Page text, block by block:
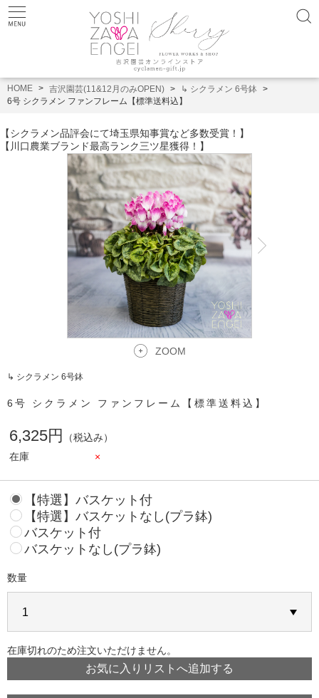
HOME 吉沢園芸(11&12月のみOPEN)
↳ シクラメン 6号鉢
6号 シクラメン ファンフレーム【標準送料込】
【シクラメン品評会にて埼玉県知事賞など多数受賞！】
【川口農業ブランド最高ランク三ツ星獲得！】
ZOOM
↳ シクラメン 6号鉢
6号 シクラメン ファンフレーム【標準送料込】
6,325円
（税込み）
在庫
×
【特選】バスケット付
【特選】バスケットなし(プラ鉢)
バスケット付
バスケットなし(プラ鉢)
数量
在庫切れのため注文いただけません。
お気に入りリストへ追加する